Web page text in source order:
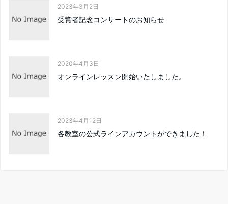
2023年3月2日
受賞者記念コンサートのお知らせ
2020年4月3日
オンラインレッスン開始いたしました。
2023年4月12日
各教室の公式ラインアカウントができました！